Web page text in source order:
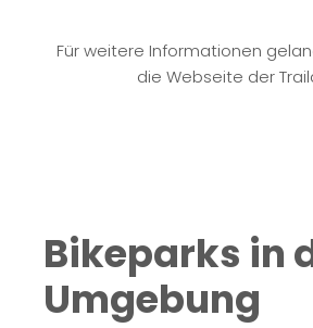
Für weitere Informationen
die Webseite der
Bikeparks in
Umgebung